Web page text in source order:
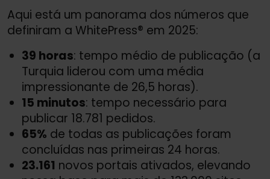
Aqui está um panorama dos números que
definiram a WhitePress® em 2025:
39 horas: tempo médio de publicação (a
Turquia liderou com uma média
impressionante de 26,5 horas).
15 minutos: tempo necessário para
publicar 18.781 pedidos.
65% de todas as publicações foram
concluídas nas primeiras 24 horas.
23.161 novos portais ativados, elevando